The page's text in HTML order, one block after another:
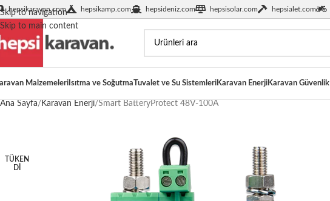
Skip to navigation
Skip to main content
hepsikaravan.com hepsikamp.com hepsideniz.com hepsisolar.com hepsialet.com
Malzemeleri Isıtma ve SoğutmaTuvalet ve Su SistemleriKaravan EnerjiKaravan Güvenlik
Ana Sayfa Karavan Enerji Smart BatteryProtect 48V-100A
TÜKEN
DI